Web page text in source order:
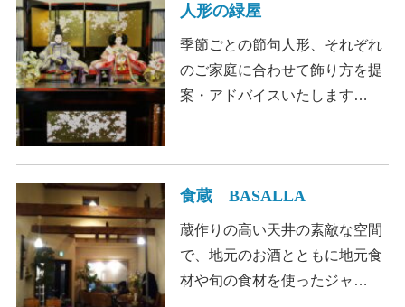
人形の緑屋
季節ごとの節句人形、それぞれ
のご家庭に合わせて飾り方を提
案・アドバイスいたします…
食蔵 BASALLA
蔵作りの高い天井の素敵な空間
で、地元のお酒とともに地元食
材や旬の食材を使ったジャ…